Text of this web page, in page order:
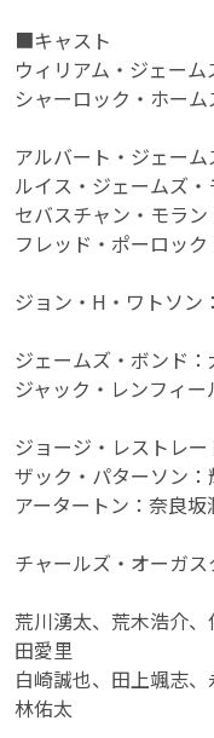
■キャスト
ウィリアム・ジェー
シャーロック・ホー
アルバート・ジェー
ルイス・ジェームズ
セバスチャン・モラ
フレッド・ポーロッ
ジョン・H・ワトソン
ジェームズ・ボンド：
ジャック・レンフィ
ジョージ・レストレ
ザック・パターソン：
アータートン：奈良坂
チャールズ・オーガ
荒川湧太、荒木浩介
田愛里
白崎誠也、田上颯志
林佑太